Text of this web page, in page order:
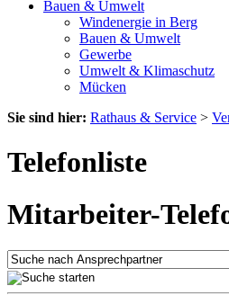
Bauen & Umwelt
Windenergie in Berg
Bauen & Umwelt
Gewerbe
Umwelt & Klimaschutz
Mücken
Sie sind hier: Rathaus & Service >
Telefonliste
Mitarbeiter-